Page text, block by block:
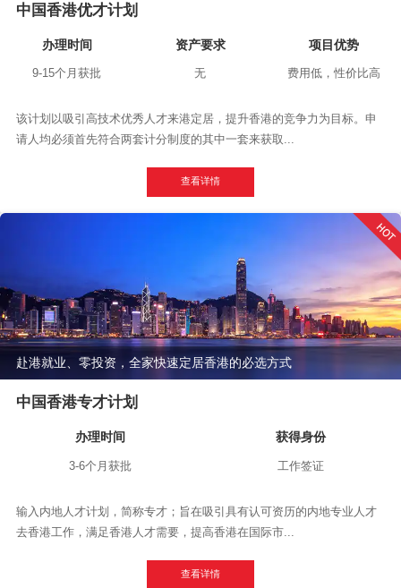
中国香港优才计划
办理时间
9-15个月获批
资产要求
无
项目优势
费用低，性价比高
该计划以吸引高技术优秀人才来港定居，提升香港的竞争力为目标。申
请人均必须首先符合两套计分制度的其中一套来获取...
查看详情
赴港就业、零投资，全家快速定居香港的必选方式
中国香港专才计划
办理时间
3-6个月获批
获得身份
工作签证
输入内地人才计划，简称专才；旨在吸引具有认可资历的内地专业人才
去香港工作，满足香港人才需要，提高香港在国际市...
查看详情